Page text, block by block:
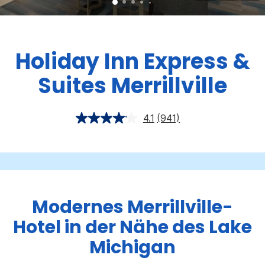
Holiday Inn Express &
Suites Merrillville
4.1 (941)
Modernes Merrillville-
Hotel in der Nähe des Lake
Michigan